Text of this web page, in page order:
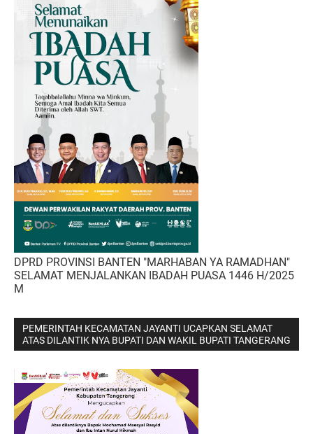
DPRD PROVINSI BANTEN "MARHABAN YA RAMADHAN"
SELAMAT MENJALANKAN IBADAH PUASA 1446 H/2025
M
PEMERINTAH KECAMATAN JAYANTI UCAPKAN SELAMAT
ATAS DILANTIK NYA BUPATI DAN WAKIL BUPATI TANGERANG